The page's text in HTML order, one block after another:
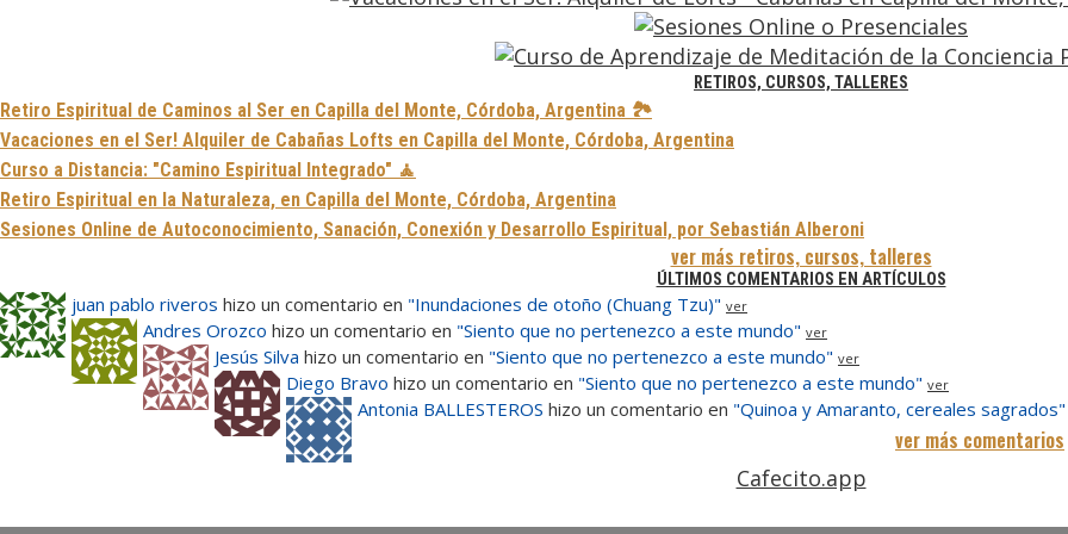
RETIROS, CURSOS, TALLERES
Retiro Espiritual de Caminos al Ser en Capilla del Monte, Córdoba, Argentina 🏞️
Vacaciones en el Ser! Alquiler de Cabañas Lofts en Capilla del Monte, Córdoba, Argentina
Curso a Distancia: "Camino Espiritual Integrado" 🧘
Retiro Espiritual en la Naturaleza, en Capilla del Monte, Córdoba, Argentina
Sesiones Online de Autoconocimiento, Sanación, Conexión y Desarrollo Espiritual, por Sebastián Alberoni
ver más retiros, cursos, talleres
ÚLTIMOS COMENTARIOS EN ARTÍCULOS
juan pablo riveros hizo un comentario en "Inundaciones de otoño (Chuang Tzu)" ver
Andres Orozco hizo un comentario en "Siento que no pertenezco a este mundo" ver
Jesús Silva hizo un comentario en "Siento que no pertenezco a este mundo" ver
Diego Bravo hizo un comentario en "Siento que no pertenezco a este mundo" ver
Antonia BALLESTEROS hizo un comentario en "Quinoa y Amaranto, cereales sagrados"
ver más comentarios
Cafecito.app